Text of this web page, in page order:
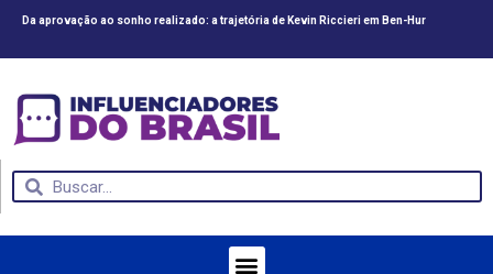
Da aprovação ao sonho realizado: a trajetória de Kevin Riccieri em Ben-Hur